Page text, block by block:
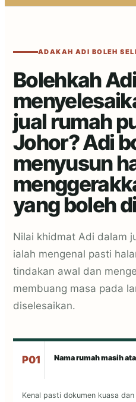
ADAKAH ADI BOLEH
Bolehkah Adi
jual rumah
Johor? Adi
menyusun
yang boleh
Nilai khidmat Adi dalam
ialah mengenal pasti
tindakan awal dan
membuang masa pada
diselesaikan.
P01 Nama rumah masih
Kenal pasti dokumen kuasa